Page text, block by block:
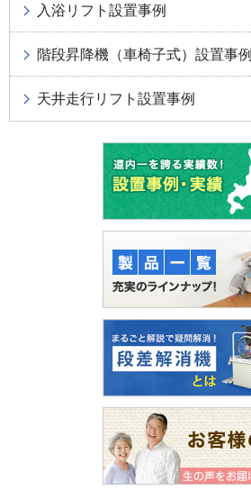
入浴リフト設置事例
階段昇降機（車椅子式）設置事例
天井走行リフト設置事例